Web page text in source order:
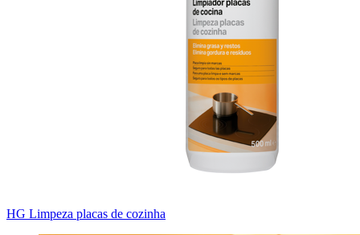
HG Limpeza placas de cozinha